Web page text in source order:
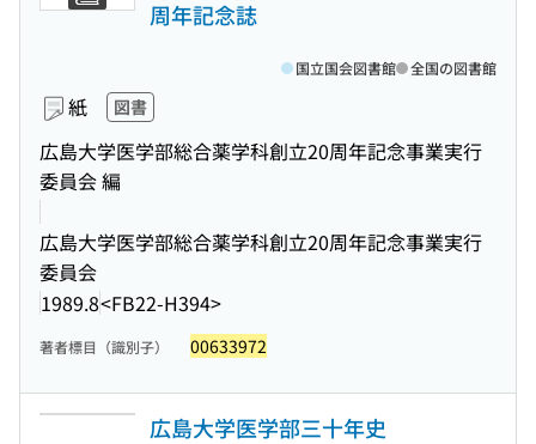
周年記念誌
紙 図書
広島大学医学部総合薬学科創立20周年記念事業実行
委員会 編
広島大学医学部総合薬学科創立20周年記念事業実行
委員会
1989.8<FB22-H394>
国立国会図書館 全国の図書館
著者標目（識別子） 00633972
広島大学医学部三十年史